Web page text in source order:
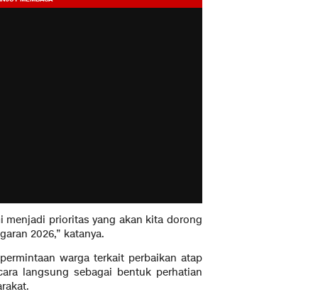
menjadi prioritas yang akan kita dorong
2026,” katanya.
warga terkait perbaikan atap
langsung sebagai bentuk perhatian